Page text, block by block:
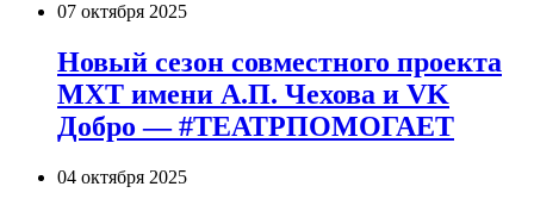
07 октября 2025
Новый сезон совместного проекта
МХТ имени А.П. Чехова и VK
Добро — #ТЕАТРПОМОГАЕТ
04 октября 2025